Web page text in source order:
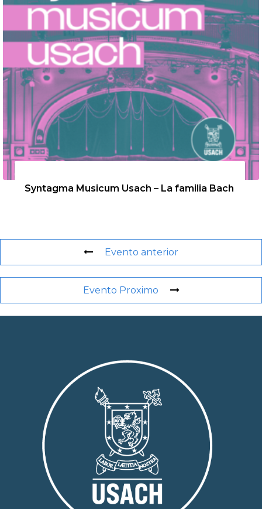
Syntagma Musicum Usach – La familia Bach
Evento anterior
Evento Proximo